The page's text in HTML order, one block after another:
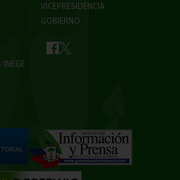
VICEPRESIDENCIA
GOBIERNO